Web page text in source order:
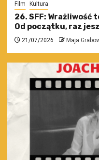
Film Kultura
26. SFF: Wrażliwość
Od początku, raz
21/07/2026 Maja